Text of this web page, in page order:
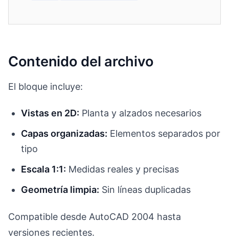
Contenido del archivo
El bloque incluye:
Vistas en 2D: Planta y alzados necesarios
Capas organizadas: Elementos separados por
tipo
Escala 1:1: Medidas reales y precisas
Geometría limpia: Sin líneas duplicadas
Compatible desde AutoCAD 2004 hasta
versiones recientes.